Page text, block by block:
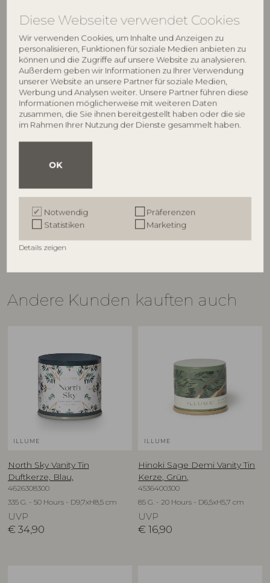
Diese Webseite verwendet Cookies
Wir verwenden Cookies, um Inhalte und Anzeigen zu
personalisieren, Funktionen für soziale Medien anbieten zu
können und die Zugriffe auf unsere Website zu analysieren.
Außerdem geben wir Informationen zu Ihrer Verwendung
unserer Website an unsere Partner für soziale Medien,
Werbung und Analysen weiter. Unsere Partner führen diese
Informationen möglicherweise mit weiteren Daten
zusammen, die Sie ihnen bereitgestellt haben oder die sie
im Rahmen Ihrer Nutzung der Dienste gesammelt haben.
OK
Notwendig
Präferenzen
Statistiken
Marketing
Details zeigen
ILLUME
Hinoki Sage Statement Glas
4626100300
64,90
UVP
€ 34,90
Andere Kunden kauften auch
ILLUME
North Sky Vanity Tin
Duftkerze, Blau,
4626308300
335 G. - 50 Hours - D9,7xH8,5 cm
UVP
€ 34,90
ILLUME
Hinoki Sage Demi Vanity Tin
Kerze, Grün,
4536400300
85 G. - 20 Hours - D6,5xH5,7 cm
UVP
€ 16,90